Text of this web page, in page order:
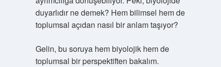
duyarlıdır ne demek? Hem bilimsel hem de
toplumsal açıdan nasıl bir anlam taşıyor?
Gelin, bu soruya hem biyolojik hem de
toplumsal bir perspektiften bakalım.